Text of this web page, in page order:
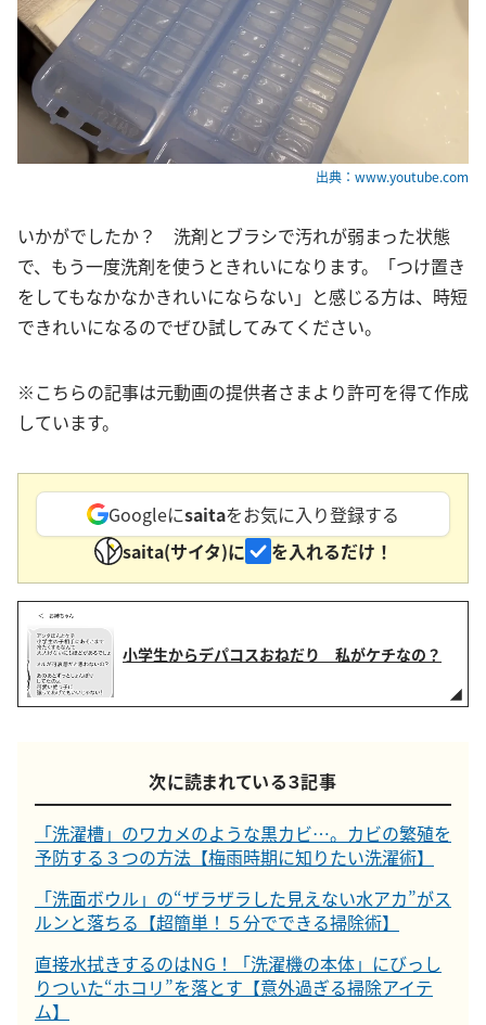
出典：www.youtube.com
いかがでしたか？ 洗剤とブラシで汚れが弱まった状態
で、もう一度洗剤を使うときれいになります。「つけ置き
をしてもなかなかきれいにならない」と感じる方は、時短
できれいになるのでぜひ試してみてください。
※こちらの記事は元動画の提供者さまより許可を得て作成
しています。
Googleにsaitaをお気に入り登録する
saita(サイタ)に
を入れるだけ！
小学生からデパコスおねだり 私がケチなの？
次に読まれている３記事
「洗濯槽」のワカメのような黒カビ…。カビの繁殖を
予防する３つの方法【梅雨時期に知りたい洗濯術】
「洗面ボウル」の“ザラザラした見えない水アカ”がス
ルンと落ちる【超簡単！５分でできる掃除術】
直接水拭きするのはNG！「洗濯機の本体」にびっし
りついた“ホコリ”を落とす【意外過ぎる掃除アイテ
ム】